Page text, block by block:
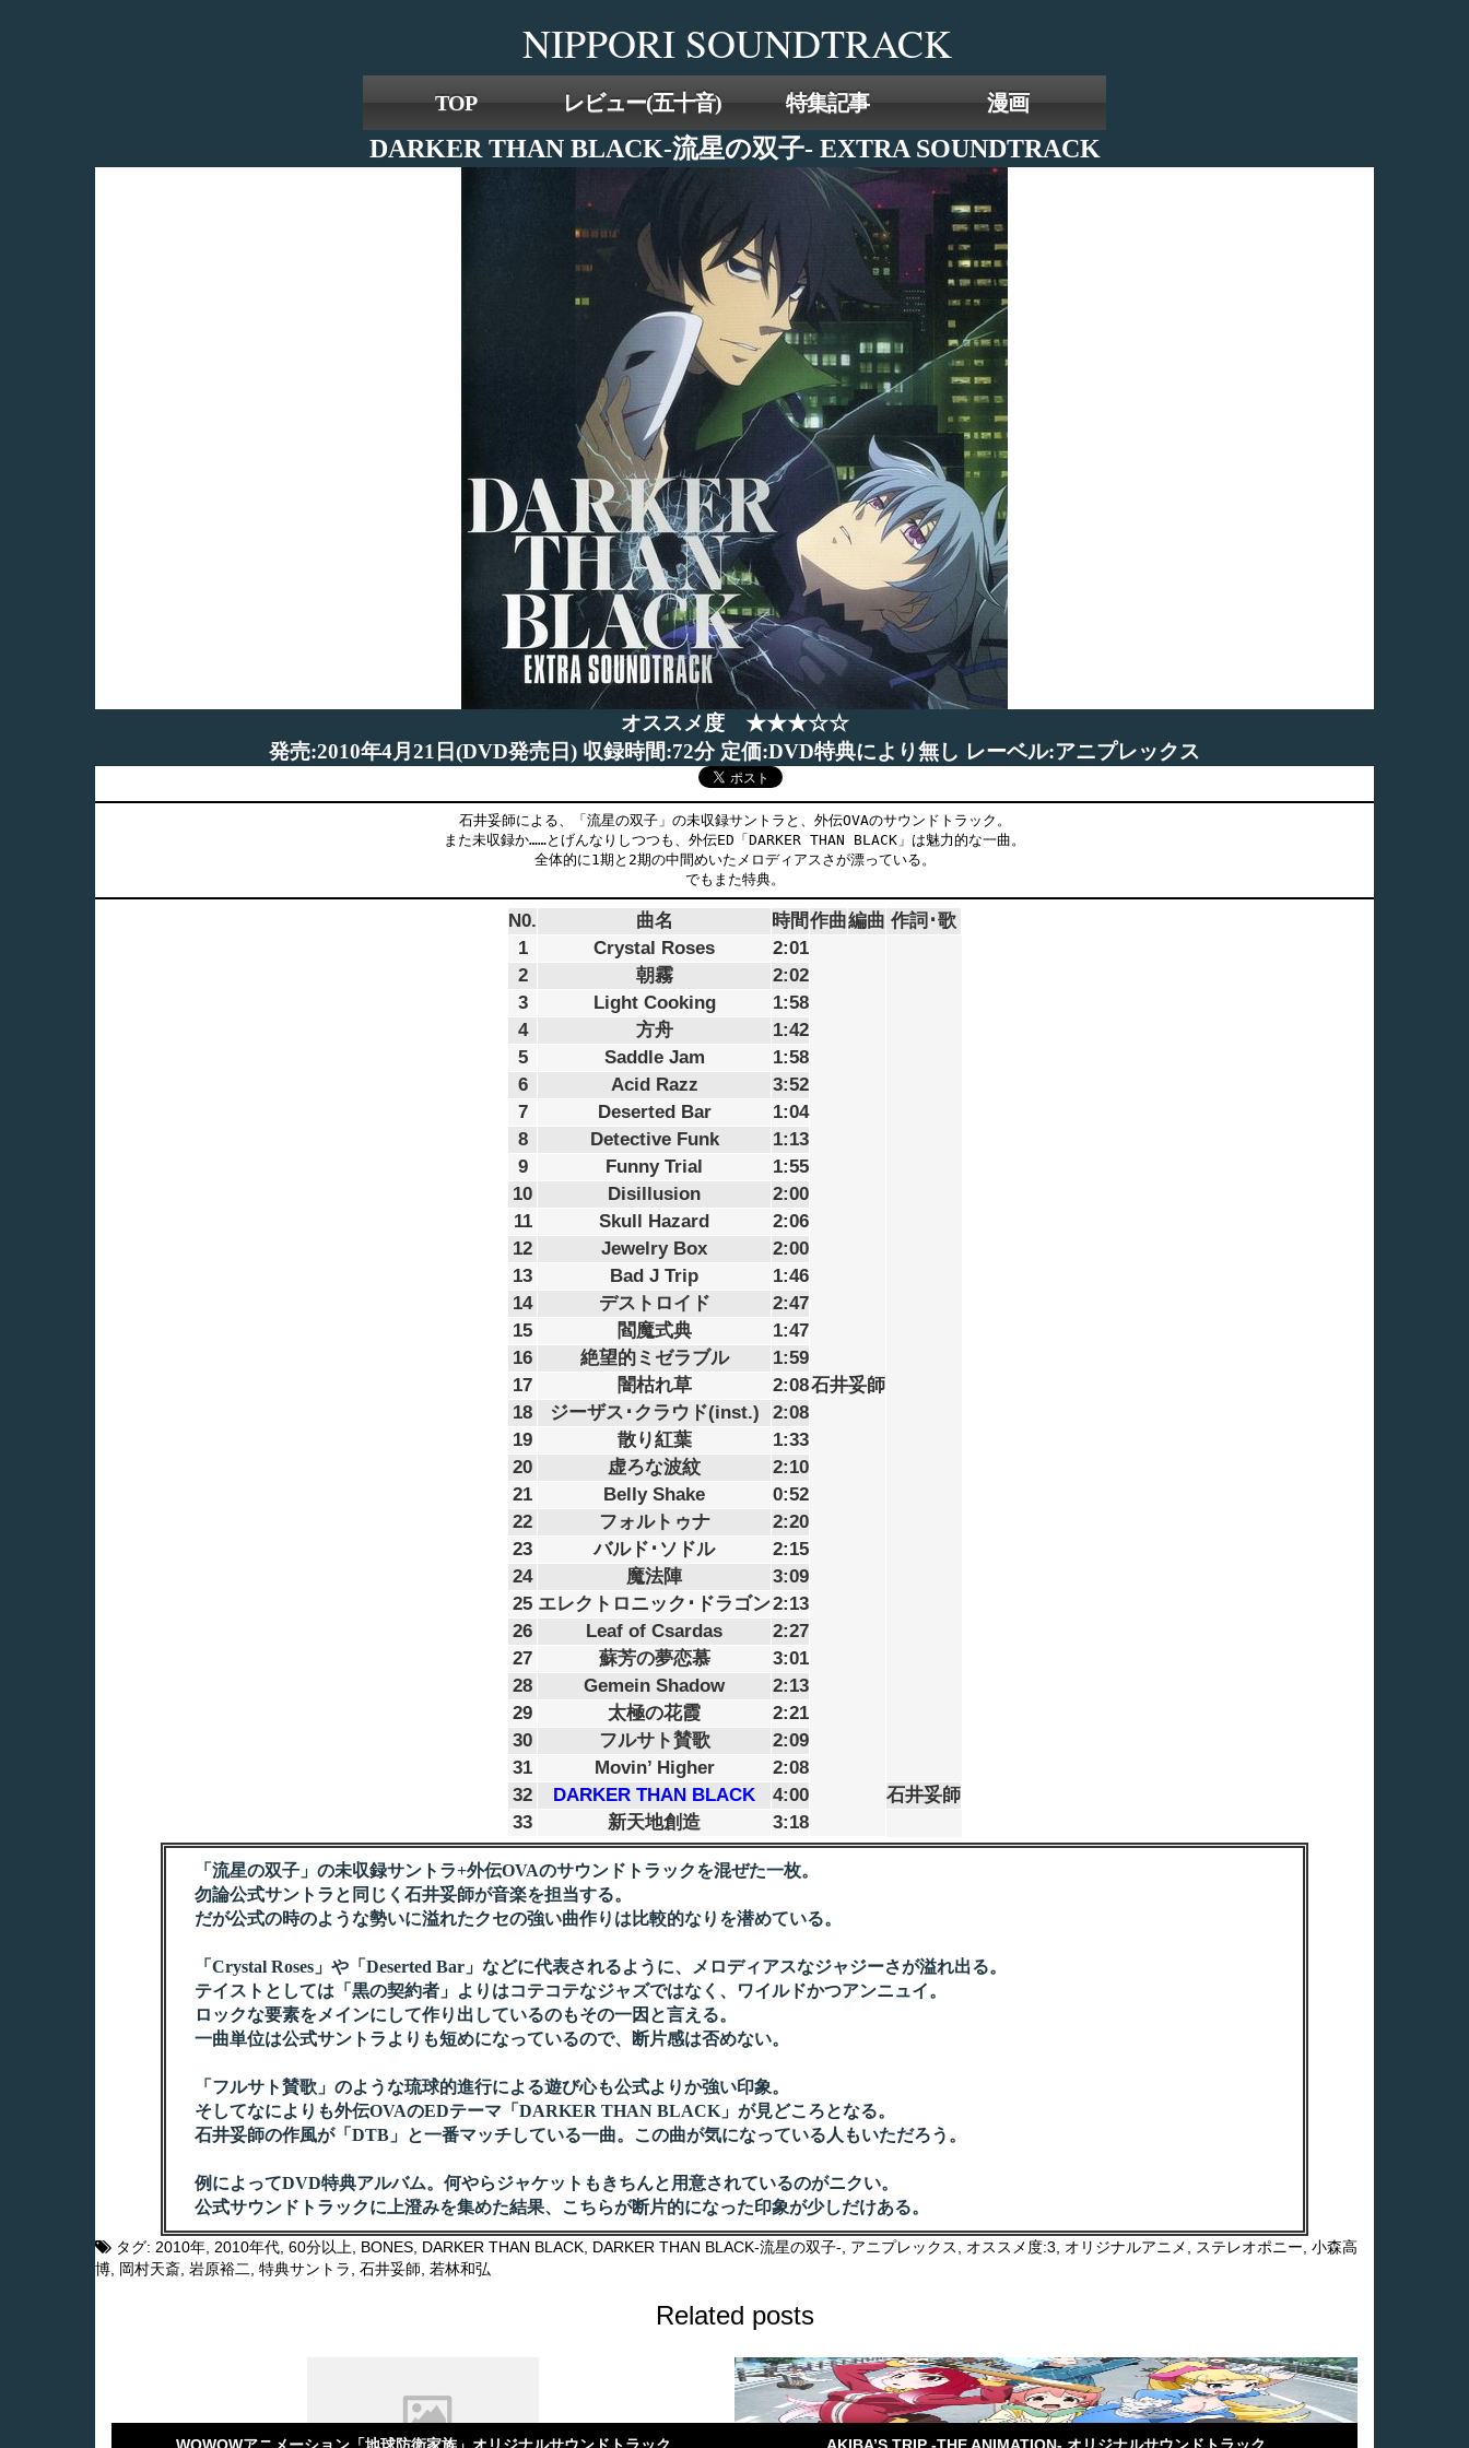
to
the
content
NIPPORI SOUNDTRACK
TOP レビュー(五十音) 特集記事 漫画
DARKER THAN BLACK-流星の双子- EXTRA SOUNDTRACK
オススメ度 ★★★☆☆
発売:2010年4月21日(DVD発売日) 収録時間:72分 定価:DVD特典により無し レーベル:アニプレックス
石井妥師による、「流星の双子」の未収録サントラと、外伝OVAのサウンドトラック。
また未収録か……とげんなりしつつも、外伝ED「DARKER THAN BLACK」は魅力的な一曲。
全体的に1期と2期の中間めいたメロディアスさが漂っている。
でもまた特典。
N0. 曲名 時間作曲編曲 作詞･歌
1
Crystal Roses 2:01
石井妥師
2 朝霧
2:02
3
Light Cooking
1:58
4
方舟
1:42
5
Saddle Jam
1:58
6
Acid Razz
3:52
7
Deserted Bar
1:04
8
Detective Funk
1:13
9
Funny Trial
1:55
10
Disillusion
2:00
11
Skull Hazard
2:06
12
Jewelry Box
2:00
13
Bad J Trip
1:46
14
デストロイド
2:47
15
閻魔式典
1:47
16
絶望的ミゼラブル
1:59
17
闇枯れ草
2:08
18
ジーザス･クラウド(inst.)
2:08
19
散り紅葉
1:33
20
虚ろな波紋
2:10
21
Belly Shake
0:52
22
フォルトゥナ
2:20
23
バルド･ソドル
2:15
24
魔法陣
3:09
25 エレクトロニック･ドラゴン2:13
26
Leaf of Csardas
2:27
27
蘇芳の夢恋慕
3:01
28
Gemein Shadow
2:13
29
太極の花霞
2:21
30
フルサト賛歌
2:09
31
Movin’ Higher
2:08
32
DARKER THAN BLACK 4:00
石井妥師
33
新天地創造 3:18
「流星の双子」の未収録サントラ+外伝OVAのサウンドトラックを混ぜた一枚。
勿論公式サントラと同じく石井妥師が音楽を担当する。
だが公式の時のような勢いに溢れたクセの強い曲作りは比較的なりを潜めている。
「Crystal Roses」や「Deserted Bar」などに代表されるように、メロディアスなジャジーさが溢れ出る。
テイストとしては「黒の契約者」よりはコテコテなジャズではなく、ワイルドかつアンニュイ。
ロックな要素をメインにして作り出しているのもその一因と言える。
一曲単位は公式サントラよりも短めになっているので、断片感は否めない。
「フルサト賛歌」のような琉球的進行による遊び心も公式よりか強い印象。
そしてなによりも外伝OVAのEDテーマ「DARKER THAN BLACK」が見どころとなる。
石井妥師の作風が「DTB」と一番マッチしている一曲。この曲が気になっている人もいただろう。
例によってDVD特典アルバム。何やらジャケットもきちんと用意されているのがニクい。
公式サウンドトラックに上澄みを集めた結果、こちらが断片的になった印象が少しだけある。
タグ: 2010年 2010年代 60分以上 BONES DARKER THAN BLACK DARKER THAN BLACK-流星の双子- アニプレックス オススメ度:3 オリジナルアニメ ステレオポニー 小森高
博 岡村天斎 岩原裕二 特典サントラ 石井妥師 若林和弘
Related posts